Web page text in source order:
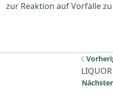
zur Reaktion auf Vorfälle
Vorherige Ressource: CSF
LIQUOR